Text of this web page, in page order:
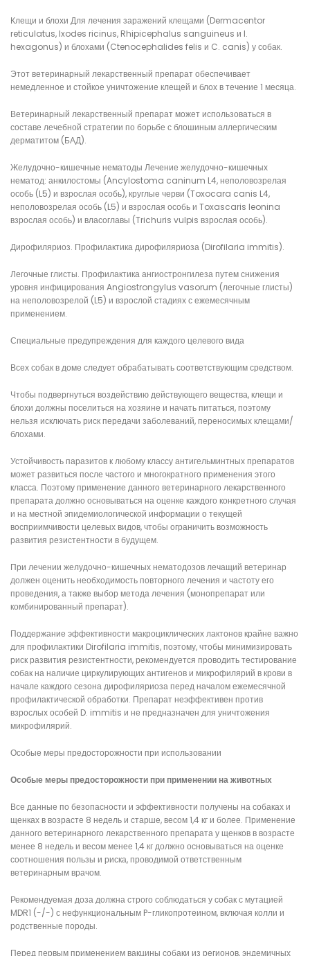
Клещи и блохи Для лечения заражений клещами (Dermacentor
reticulatus, Ixodes ricinus, Rhipicephalus sanguineus и I.
hexagonus) и блохами (Ctenocephalides felis и C. canis) у собак.
Этот ветеринарный лекарственный препарат обеспечивает
немедленное и стойкое уничтожение клещей и блох в течение 1 месяца.
Ветеринарный лекарственный препарат может использоваться в
составе лечебной стратегии по борьбе с блошиным аллергическим
дерматитом (БАД).
Желудочно-кишечные нематоды Лечение желудочно-кишечных
нематод: анкилостомы (Ancylostoma caninum L4, неполовозрелая
особь (L5) и взрослая особь), круглые черви (Toxocara canis L4,
неполовозрелая особь (L5) и взрослая особь и Toxascaris leonina
взрослая особь) и власоглавы (Trichuris vulpis взрослая особь).
Дирофиляриоз. Профилактика дирофиляриоза (Dirofilaria immitis).
Легочные глисты. Профилактика ангиостронгилеза путем снижения
уровня инфицирования Angiostrongylus vasorum (легочные глисты)
на неполовозрелой (L5) и взрослой стадиях с ежемесячным
применением.
Специальные предупреждения для каждого целевого вида
Всех собак в доме следует обрабатывать соответствующим средством.
Чтобы подвергнуться воздействию действующего вещества, клещи и
блохи должны поселиться на хозяине и начать питаться, поэтому
нельзя исключать риск передачи заболеваний, переносимых клещами/
блохами.
Устойчивость паразитов к любому классу антигельминтных препаратов
может развиться после частого и многократного применения этого
класса. Поэтому применение данного ветеринарного лекарственного
препарата должно основываться на оценке каждого конкретного случая
и на местной эпидемиологической информации о текущей
восприимчивости целевых видов, чтобы ограничить возможность
развития резистентности в будущем.
При лечении желудочно-кишечных нематодозов лечащий ветеринар
должен оценить необходимость повторного лечения и частоту его
проведения, а также выбор метода лечения (монопрепарат или
комбинированный препарат).
Поддержание эффективности макроциклических лактонов крайне важно
для профилактики Dirofilaria immitis, поэтому, чтобы минимизировать
риск развития резистентности, рекомендуется проводить тестирование
собак на наличие циркулирующих антигенов и микрофилярий в крови в
начале каждого сезона дирофиляриоза перед началом ежемесячной
профилактической обработки. Препарат неэффективен против
взрослых особей D. immitis и не предназначен для уничтожения
микрофилярий.
Особые меры предосторожности при использовании
Особые меры предосторожности при применении на животных
Все данные по безопасности и эффективности получены на собаках и
щенках в возрасте 8 недель и старше, весом 1,4 кг и более. Применение
данного ветеринарного лекарственного препарата у щенков в возрасте
менее 8 недель и весом менее 1,4 кг должно основываться на оценке
соотношения пользы и риска, проводимой ответственным
ветеринарным врачом.
Рекомендуемая доза должна строго соблюдаться у собак с мутацией
MDR1 (-/-) с нефункциональным P-гликопротеином, включая колли и
родственные породы.
Перед первым применением вакцины собаки из регионов, эндемичных